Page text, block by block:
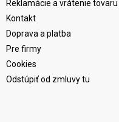
Reklamácie a vrátenie tovaru
Kontakt
Doprava a platba
Pre firmy
Cookies
Odstúpiť od zmluvy tu